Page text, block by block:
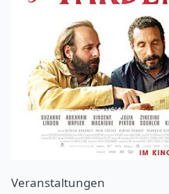
Veranstaltungen